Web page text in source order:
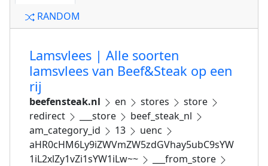
RANDOM
Lamsvlees | Alle soorten
lamsvlees van Beef&Steak op een
rij
beefensteak.nl en stores
store
redirect
___store
beef_steak_nl
am_category_id
13
uenc
aHR0cHM6Ly9iZWVmZW5zdGVhay5ubC9sYW
1iL2xlZy1vZi1sYW1iLw~~
___from_store